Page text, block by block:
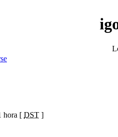
hora [ DST ]